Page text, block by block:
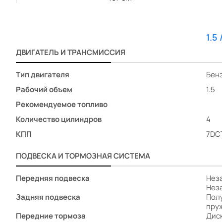
Сигнализация
Центральный замок
Система удержания в полосе
Система стабилизации (ESP)
Система контроля слепых зон
Подушки безопасности боковые
Подушка безопасности пассажира
Блокировка замков задних дверей
Антиблокировочная система (ABS)
Антипробуксовочная система (ASR)
Система предупреждения о столкновении
ДВИГАТЕЛЬ И ТРАНСМИССИЯ
Тип двигателя
Рабочий объем
Рекомендуемое топливо
Количество цилиндров
КПП
ПОДВЕСКА И ТОРМОЗНАЯ СИСТЕМА
Передняя подвеска
Задняя подвеска
Передние тормоза
1.5
1.5
4